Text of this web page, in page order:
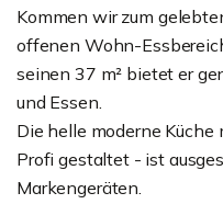
Kommen wir zum
offenen Wohn-
seinen 37 m² bietet er
und Essen.
Die helle moderne
Profi gestaltet - ist
Markengeräten.